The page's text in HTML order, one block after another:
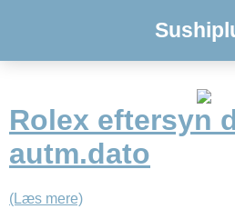
Rolex eftersyn
autm.dato
(Læs mere)